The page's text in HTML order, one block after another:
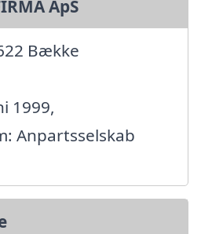
ApS
Bække
1999,
Anpartsselskab